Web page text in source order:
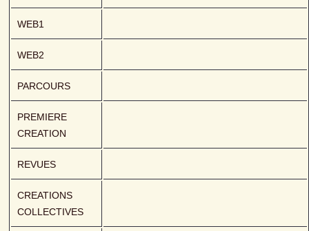
WEB1
WEB2
PARCOURS
PREMIERE
CREATION
REVUES
CREATIONS
COLLECTIVES